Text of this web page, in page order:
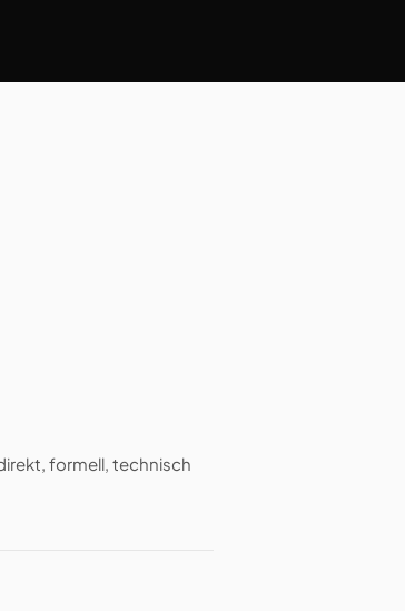
formell, technisch